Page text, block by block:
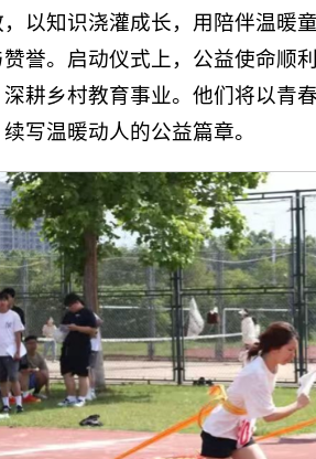
以知识浇灌成长，用陪伴温暖
誉。启动仪式上，公益使命顺
耕乡村教育事业。他们将以青
写温暖动人的公益篇章。